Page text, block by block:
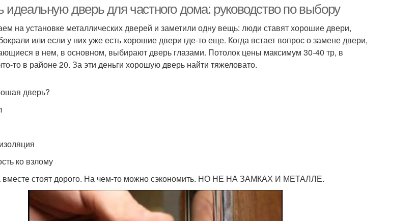
идеальную дверь для частного дома: руководство по выбору
на установке металлических дверей и заметили одну вещь: люди ставят хорошие двери,
или если у них уже есть хорошие двери где-то еще. Когда встает вопрос о замене двери,
в нем, в основном, выбирают дверь глазами. Потолок цены максимум 30-40 тр, в
то в районе 20. За эти деньги хорошую дверь найти тяжеловато.
дверь?
ко взлому
вместе стоят дорого. На чем-то можно сэкономить. НО НЕ НА ЗАМКАХ И МЕТАЛЛЕ.